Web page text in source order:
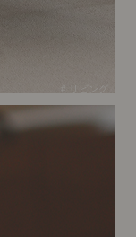
# リビング